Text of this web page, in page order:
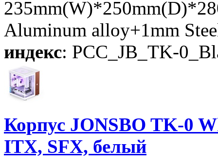
Aluminum alloy+1mm
индекс: PCC_JB_TK-
Корпус JONSBO TK-0
ITX, SFX, белый